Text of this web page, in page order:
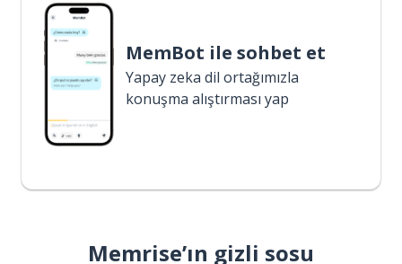
MemBot ile sohbet et
Yapay zeka dil ortağımızla
konuşma alıştırması yap
Memrise’ın gizli sosu